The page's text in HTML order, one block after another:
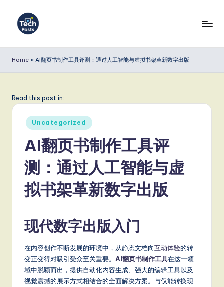
e
P
S
m
fi
Home » AI翻页书制作工具评测：通过人工智能与虚拟书架革新数字出版
Read this post in:
Posted
in
Uncategorized
AI翻页书制作工具评
测：通过人工智能与虚
拟书架革新数字出版
现代数字出版入门
在内容创作不断发展的环境中，从静态文档向互动体验的转
变正变得对吸引受众至关重要。 AI翻页书制作工具在这一领
域中脱颖而出，提供自动化内容生成、强大的编辑工具以及
视觉震撼的展示方式相结合的全面解决方案。与仅能转换现